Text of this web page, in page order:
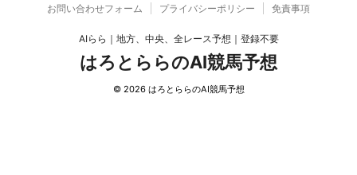
お問い合わせフォーム プライバシーポリシー 免責事項
AIらら｜地方、中央、全レース予想｜登録不要
はろとららのAI競馬予想
© 2026 はろとららのAI競馬予想